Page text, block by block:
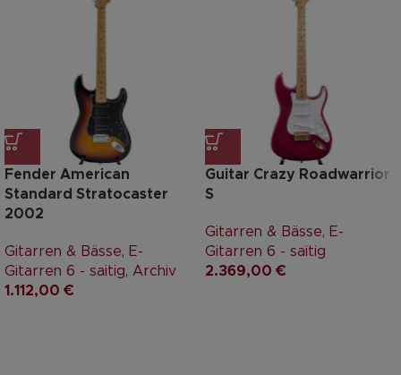
Fender American
Standard Stratocaster
2002
Gitarren & Bässe, E-
Gitarren 6 - saitig, Archiv
1.112,00 €
Guitar Crazy Roadwarrior
S
Gitarren & Bässe, E-
Gitarren 6 - saitig
2.369,00 €